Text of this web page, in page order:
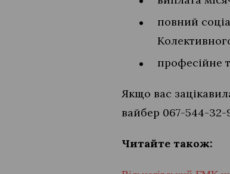
повний
професійне
Якщо вас
вайбер 067-544-32-
Читайте також: